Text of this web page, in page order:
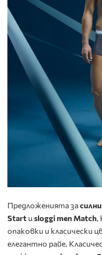
Предложенията за
Start и sloggi men Match,
опаковки и класически
елегантно райе.